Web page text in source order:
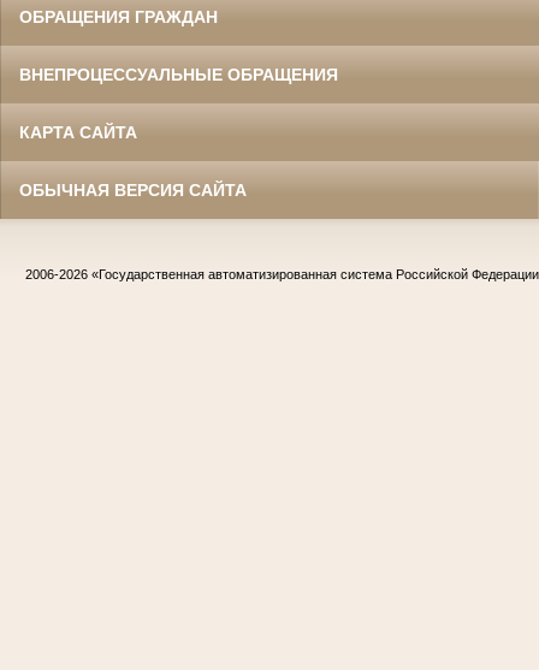
ОБРАЩЕНИЯ ГРАЖДАН
ВНЕПРОЦЕССУАЛЬНЫЕ ОБРАЩЕНИЯ
КАРТА САЙТА
ОБЫЧНАЯ ВЕРСИЯ САЙТА
2006-2026 «Государственная автоматизированная система Российской